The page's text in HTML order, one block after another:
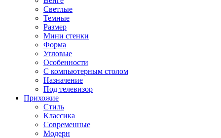
Светлые
Темные
Размер
Мини стенки
Форма
Угловые
Особенности
С компьютерным столом
Назначение
Под телевизор
Прихожие
Стиль
Классика
Современные
Модерн